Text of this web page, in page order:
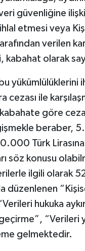
güvenliğine
etmesi veya
verilen
kabahat olarak
yükümlülüklerini
cezası ile
göre
beraber,
Türk
söz konusu
ilgili olarak
düzenlenen
hukuka
“Verileri
gelmektedir.